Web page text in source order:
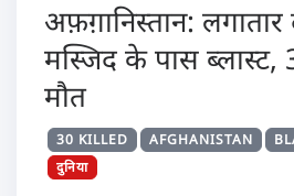
अफ़ग़ानिस्तान:
मस्जिद के पास ब्लास्ट,
मौत
30 KILLED AFGHANISTAN
दुनिया